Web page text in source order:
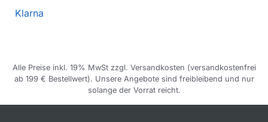
Klarna
Alle Preise inkl. 19% MwSt zzgl. Versandkosten (versandkostenfrei
ab 199 € Bestellwert). Unsere Angebote sind freibleibend und nur
solange der Vorrat reicht.